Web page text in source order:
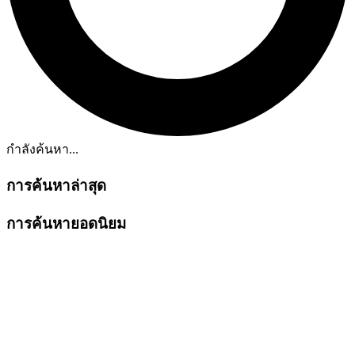
กำลังค้นหา...
การค้นหาล่าสุด
การค้นหายอดนิยม